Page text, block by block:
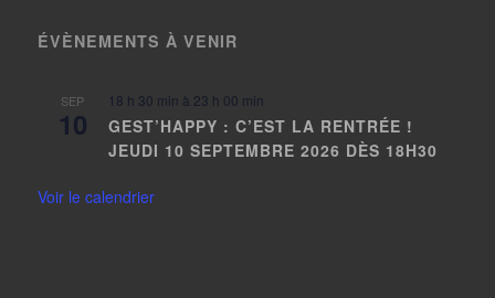
ÉVÈNEMENTS À VENIR
SEP
10
18 h 30 min à 23 h 00 min
GEST’HAPPY : C’EST LA RENTRÉE !
JEUDI 10 SEPTEMBRE 2026 DÈS 18H30
Voir le calendrier